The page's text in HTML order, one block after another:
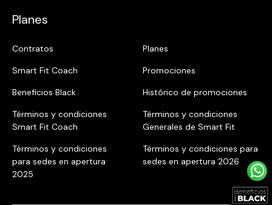
Planes
Contratos
Planes
Smart Fit Coach
Promociones
Beneficios Black
Histórico de promociones
Términos y condiciones
Smart Fit Coach
Términos y condiciones
Generales de Smart Fit
Términos y condiciones
para sedes en apertura
2025
Términos y condiciones para
sedes en apertura 2026